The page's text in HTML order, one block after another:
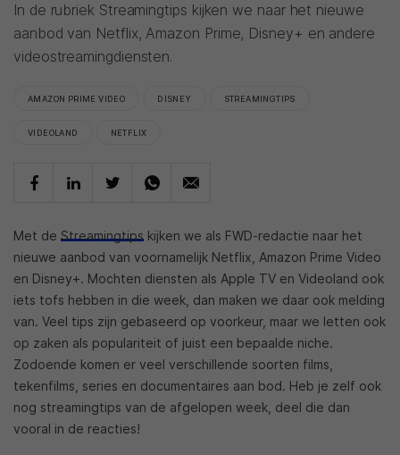
In de rubriek Streamingtips kijken we naar het nieuwe
aanbod van Netflix, Amazon Prime, Disney+ en andere
videostreamingdiensten.
AMAZON PRIME VIDEO DISNEY STREAMINGTIPS
VIDEOLAND NETFLIX
Met de Streamingtips kijken we als FWD-redactie naar het
nieuwe aanbod van voornamelijk Netflix, Amazon Prime Video
en Disney+. Mochten diensten als Apple TV en Videoland ook
iets tofs hebben in die week, dan maken we daar ook melding
van. Veel tips zijn gebaseerd op voorkeur, maar we letten ook
op zaken als populariteit of juist een bepaalde niche.
Zodoende komen er veel verschillende soorten films,
tekenfilms, series en documentaires aan bod. Heb je zelf ook
nog streamingtips van de afgelopen week, deel die dan
vooral in de reacties!